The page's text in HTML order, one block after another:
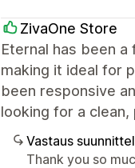
ZivaOne Store
Eternal has been
making it ideal for
been responsive
looking for a
Vastaus
Thank you so